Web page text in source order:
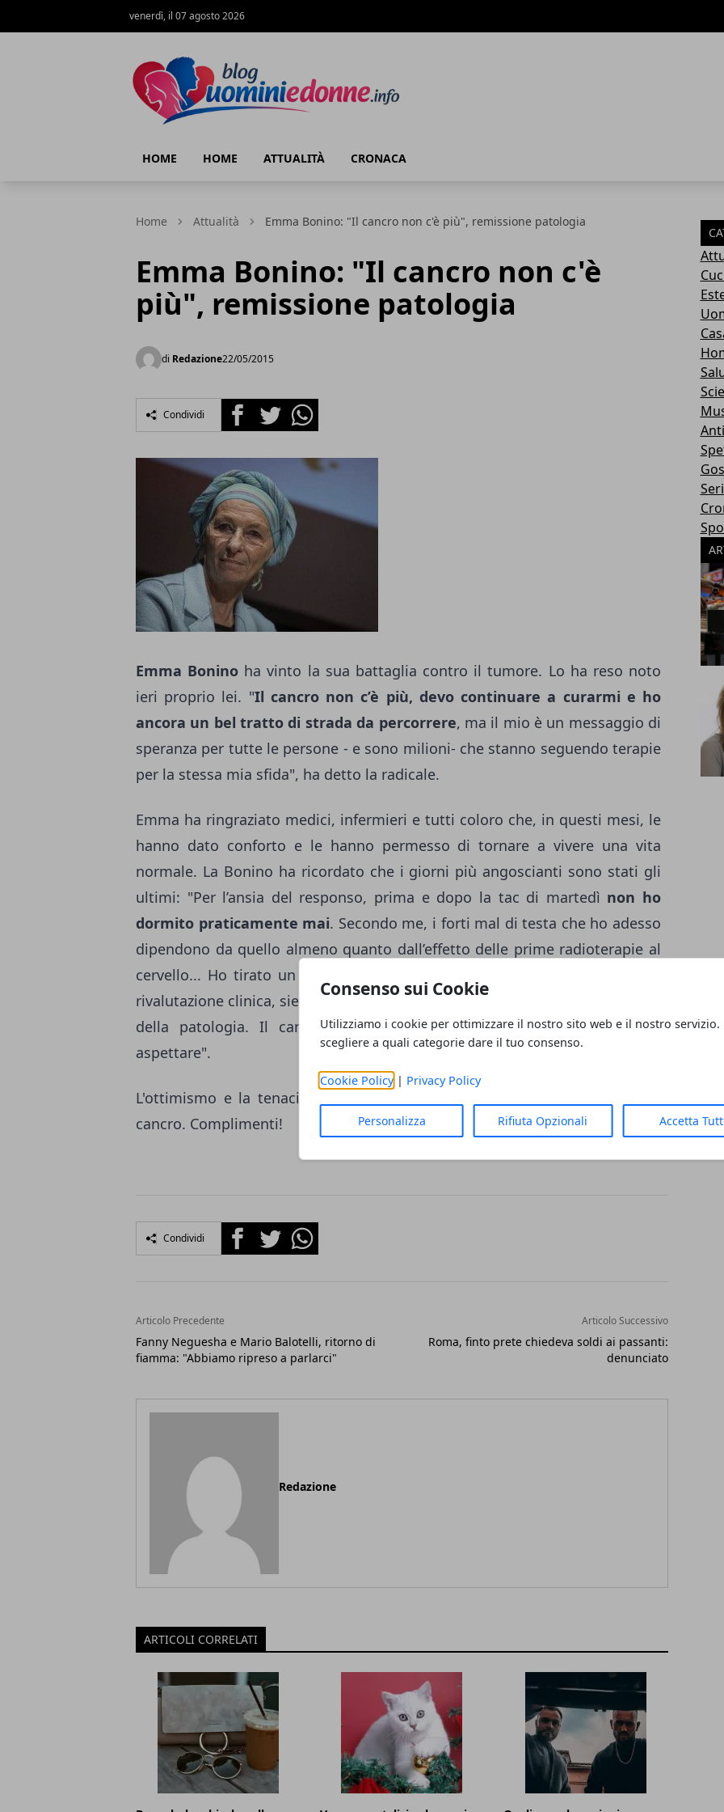
Consenso sui Cookie
Utilizziamo i cookie per ottimizzare il nostro sito web e il nostro servizio.
scegliere a quali categorie dare il tuo consenso.
Cookie Policy| Privacy Policy
Personalizza Rifiuta Opzionali Accetta
venerdì, il 07 agosto 2026
HOME HOME ATTUALITÀ CRONACA
Home Attualità Emma Bonino: "Il cancro non c'è più", remissione patologia
Emma Bonino: "Il cancro non c'è
più", remissione patologia
di Redazione22/05/2015
Condividi FacebookTwitterWhatsapp
Emma Bonino ha vinto la sua battaglia contro il tumore. Lo ha reso noto
ieri proprio lei. "Il cancro non c’è più, devo continuare a curarmi e ho
ancora un bel tratto di strada da percorrere, ma il mio è un messaggio di
speranza per tutte le persone - e sono milioni- che stanno seguendo terapie
per la stessa mia sfida", ha detto la radicale.
Emma ha ringraziato medici, infermieri e tutti coloro che, in questi mesi, le
hanno dato conforto e le hanno permesso di tornare a vivere una vita
normale. La Bonino ha ricordato che i giorni più angoscianti sono stati gli
ultimi: "Per l’ansia del responso, prima e dopo la tac di martedì non ho
dormito praticamente mai. Secondo me, i forti mal di testa che ho adesso
dipendono da quello almeno quanto dall’effetto delle prime radioterapie al
cervello... Ho tirato un
rivalutazione clinica, sierologica e radiologica risulta la completa remissione
della patologia. Il cancro se n’è andato. É il meglio che mi potessi
aspettare".
L'ottimismo e la tenacia hanno permesso ad Emma di debellare anche il
cancro. Complimenti!
Condividi FacebookTwitterWhatsapp
Articolo Precedente
Fanny Neguesha e Mario Balotelli, ritorno di
fiamma: "Abbiamo ripreso a parlarci"
Articolo Successivo
Roma, finto prete chiedeva soldi ai passanti:
denunciato
Redazione
ARTICOLI CORRELATI